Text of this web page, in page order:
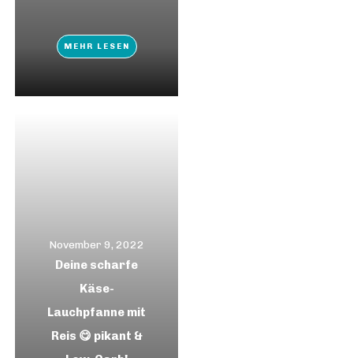
MEHR LESEN
November 9, 2022
Deine scharfe
Käse-
Lauchpfanne mit
Reis 😋 pikant &